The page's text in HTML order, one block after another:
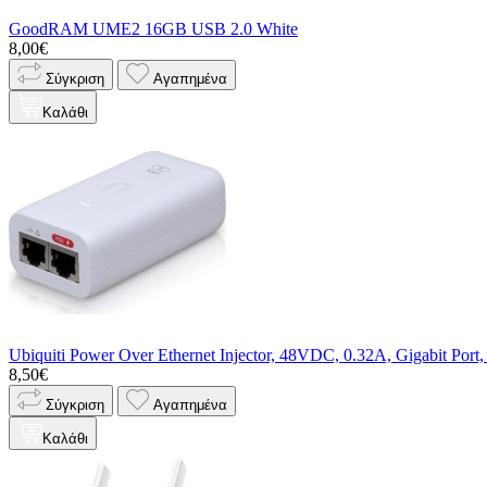
GoodRAM UME2 16GB USB 2.0 White
8,00€
Σύγκριση Αγαπημένα
Καλάθι
Ubiquiti Power Over Ethernet Injector, 48VDC, 0.32A, Gigabit
8,50€
Σύγκριση Αγαπημένα
Καλάθι